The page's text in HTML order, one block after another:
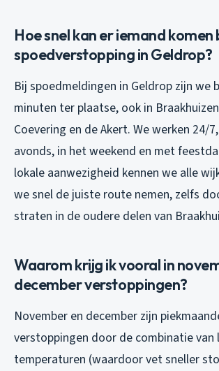
Hoe snel kan er iemand komen
spoedverstopping in Geldrop?
Bij spoedmeldingen in Geldrop zijn we
minuten ter plaatse, ook in
Coevering en de Akert. We werken 24/
avonds, in het weekend en met
lokale aanwezigheid kennen we alle
we snel de juiste route nemen, zelfs
straten in de oudere delen van
Waarom krijg ik vooral in
december verstoppingen?
November en december zijn
verstoppingen door de combinatie van
temperaturen (waardoor vet sneller